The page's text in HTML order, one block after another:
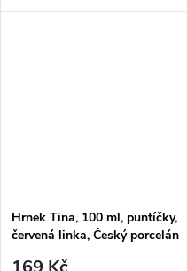
Hrnek Tina, 100 ml, puntíčky,
červená linka, Český porcelán